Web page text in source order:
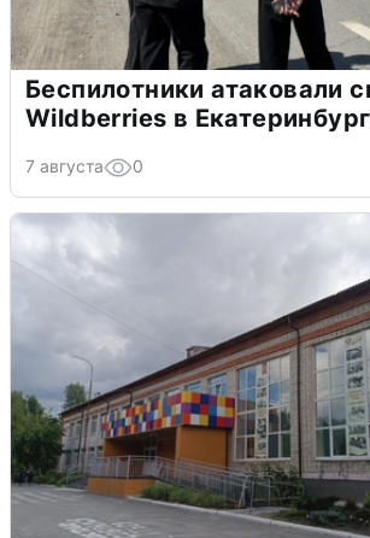
Беспилотники атаковали
Wildberries в
7 августа 0